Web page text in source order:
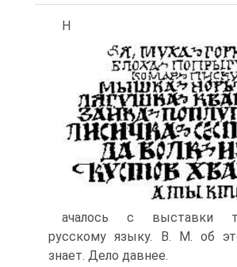
Н
ачалось с выставки
русскому языку. В. М. об
знает. Дело давнее.